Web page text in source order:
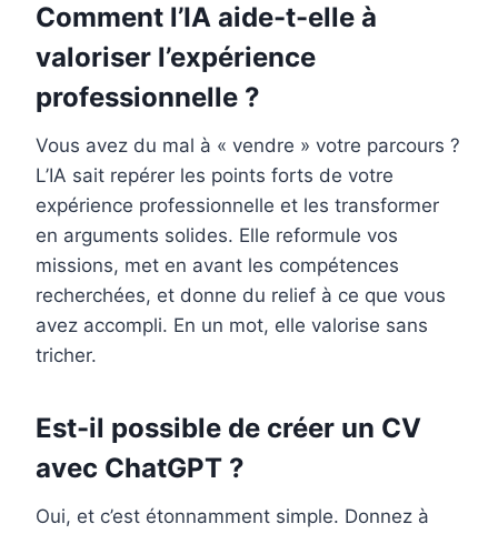
Comment l’IA aide-t-elle à
valoriser l’expérience
professionnelle ?
Vous avez du mal à « vendre » votre parcours ?
L’IA sait repérer les points forts de votre
expérience professionnelle et les transformer
en arguments solides. Elle reformule vos
missions, met en avant les compétences
recherchées, et donne du relief à ce que vous
avez accompli. En un mot, elle valorise sans
tricher.
Est-il possible de créer un CV
avec ChatGPT ?
Oui, et c’est étonnamment simple. Donnez à